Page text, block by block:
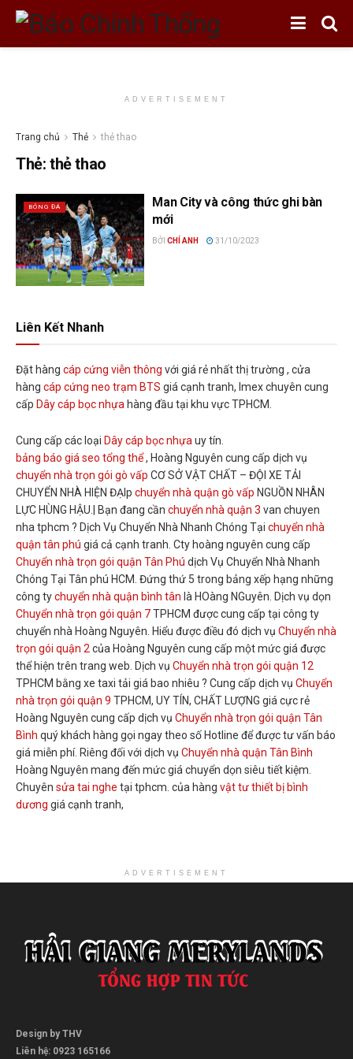
ADVERTISEMENT
Trang chủ Thẻ thẻ thao
Thẻ:thẻ thao
BÓNG ĐÁ
Man City và công thức ghi bàn
mới
BỞI CHÍ ANH 31/10/2023
Liên Kết Nhanh
Đặt hàng cáp cứng viễn thông với giá rẻ nhất thị trường , cửa
hàng cáp cứng neo trạm BTS giá cạnh tranh, Imex chuyên cung
cấp Dây cáp bọc nhựa hàng đầu tại khu vực TPHCM.
Cung cấp các loại Dây cáp bọc nhựa uy tín.
bảng báo giá seo tổng thể, Hoàng Nguyên cung cấp dịch vụ
chuyển nhà trọn gói gò vấp CƠ SỞ VẬT CHẤT – ĐỘI XE TẢI
CHUYỂN NHÀ HIỆN ĐẠIp chuyển nhà quận gò vấp NGUỒN NHÂN
LỰC HÙNG HẬU.| Bạn đang cần chuyển nhà quận 3 van chuyen
nha tphcm ? Dịch Vụ Chuyển Nhà Nhanh Chóng Tại chuyển nhà
quận tân phú giá cả cạnh tranh. Cty hoàng nguyên cung cấp
Chuyển nhà trọn gói quận Tân Phú dịch Vụ Chuyển Nhà Nhanh
Chóng Tại Tân phú HCM. Đứng thứ 5 trong bảng xếp hạng những
công tychuyển nhà quận bình tân là HOàng NGuyên. Dịch vụ dọn
Chuyển nhà trọn gói quận 7TPHCM được cung cấp tại công ty
chuyển nhà Hoàng Nguyên. Hiểu được điều đó dịch vụ Chuyển nhà
trọn gói quận 2 của Hoàng Nguyên cung cấp một mức giá được
thể hiện trên trang web. Dịch vụ Chuyển nhà trọn gói quận 12
TPHCM bằng xe taxi tải giá bao nhiêu ? Cung cấp dịch vụ Chuyển
nhà trọn gói quận 9 TPHCM, UY TÍN, CHẤT LƯỢNG giá cực rẻ
Hoàng Nguyên cung cấp dịch vụ Chuyển nhà trọn gói quận Tân
Bình quý khách hàng gọi ngay theo số Hotline để được tư vấn báo
giá miễn phí. Riêng đối với dịch vụ Chuyển nhà quận Tân Bình
Hoàng Nguyên mang đến mức giá chuyển dọn siêu tiết kiệm.
Chuyên sửa tai nghe tại tphcm. của hàng vật tư thiết bị bình
dương giá cạnh tranh,
ADVERTISEMENT
Design by THV
Liên hệ: 0923 165166